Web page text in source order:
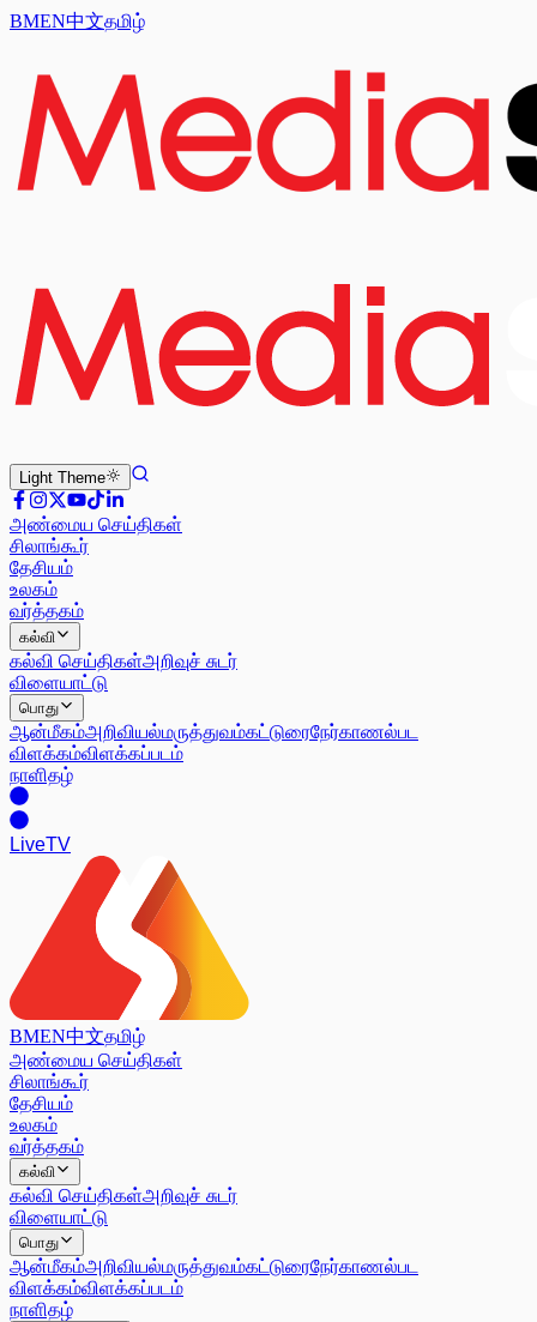
BMEN中文தமிழ்
Light Theme
அண்மைய செய்திகள்
சிலாங்கூர்
தேசியம்
உலகம்
வர்த்தகம்
கல்வி
கல்வி செய்திகள்அறிவுச் சுடர்
விளையாட்டு
பொது
ஆன்மீகம்அறிவியல்மருத்துவம்கட்டுரைநேர்காணல்பட
விளக்கம்விளக்கப்படம்
நாளிதழ்
LiveTV
BMEN中文தமிழ்
அண்மைய செய்திகள்
சிலாங்கூர்
தேசியம்
உலகம்
வர்த்தகம்
கல்வி
கல்வி செய்திகள்அறிவுச் சுடர்
விளையாட்டு
பொது
ஆன்மீகம்அறிவியல்மருத்துவம்கட்டுரைநேர்காணல்பட
விளக்கம்விளக்கப்படம்
நாளிதழ்